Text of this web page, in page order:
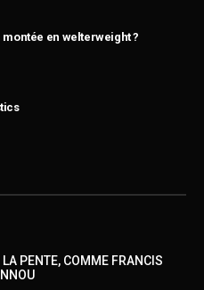
montée en welterweight ?
PENTE, COMME FRANCIS